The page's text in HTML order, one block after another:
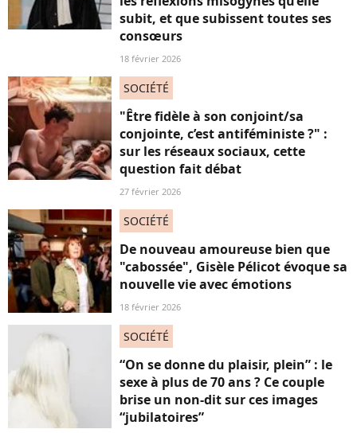
subit, et que subissent toutes ses
consœurs
18 février 2026
SOCIÉTÉ
"Être fidèle à son conjoint/sa
conjointe, c’est antiféministe ?" :
sur les réseaux sociaux, cette
question fait débat
27 février 2026
SOCIÉTÉ
De nouveau amoureuse bien que
"cabossée", Gisèle Pélicot évoque sa
nouvelle vie avec émotions
18 février 2026
SOCIÉTÉ
“On se donne du plaisir, plein” : le
sexe à plus de 70 ans ? Ce couple
brise un non-dit sur ces images
“jubilatoires”